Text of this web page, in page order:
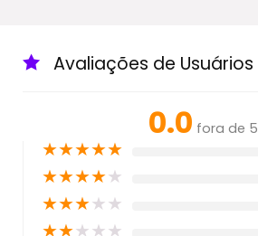
Avaliações de Usuários
0.0 fora de 5
★★★★★
★★★★★
★★★★★
★★★★★